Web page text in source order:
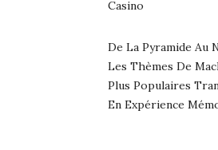
Casino
De La Pyramide Au
Les Thèmes De
Plus Populaires
En Expérience